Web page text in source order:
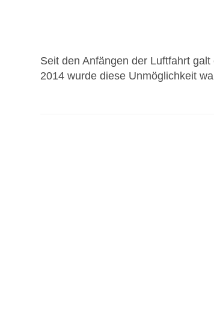
Seit den Anfängen der Luftfahrt
2014 wurde diese Unmöglichkeit